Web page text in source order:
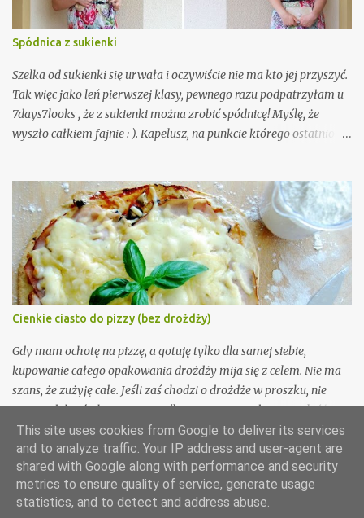
Spódnica z sukienki
Szelka od sukienki się urwała i oczywiście nie ma kto jej przyszyć.
Tak więc jako leń pierwszej klasy, pewnego razu podpatrzyłam u
7days7looks , że z sukienki można zrobić spódnicę! Myślę, że
wyszło całkiem fajnie : ). Kapelusz, na punkcie którego ostatnio
Cienkie ciasto do pizzy (bez drożdży)
Gdy mam ochotę na pizzę, a gotuję tylko dla samej siebie,
kupowanie całego opakowania drożdży mija się z celem. Nie ma
szans, że zużyję całe. Jeśli zaś chodzi o drożdże w proszku, nie
umiem dobrać ich proporcji, jeśli w przepisie podana jest ilość
normalnych drożdży. Dlatego, gdy w tamtym roku na blogu A
Beautiful Mess Laura opublikowała przepis na ciasto do pizzy bez
drożdży wiedziałam, że muszę go wypróbować! Lekko go
zmodyfikowałam i od tamtej pory robiłam go wielokrotnie (za
każdym razem wychodzi świetnie).
Obsługiwane przez usługę Blogger
This site uses cookies from Google to deliver its services
and to analyze traffic. Your IP address and user-agent are
shared with Google along with performance and security
metrics to ensure quality of service, generate usage
statistics, and to detect and address abuse.